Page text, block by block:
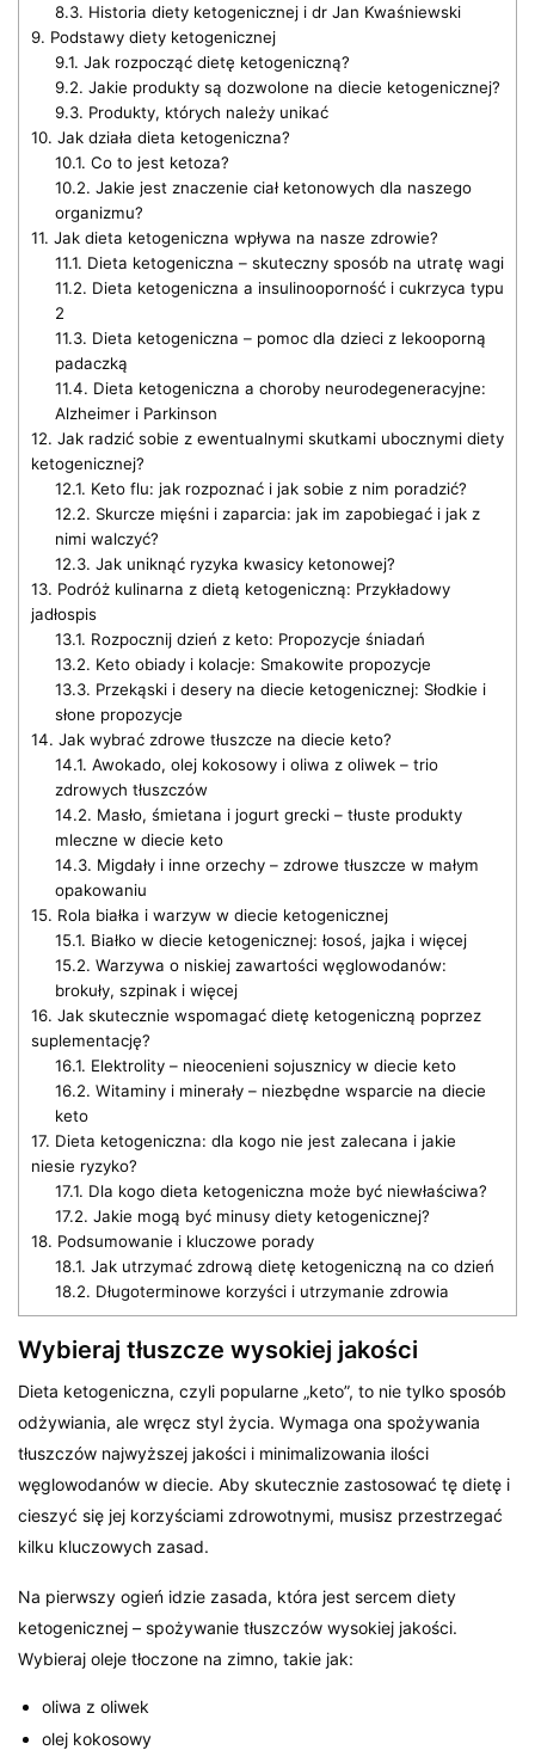
8.3. Historia diety ketogenicznej i dr Jan Kwaśniewski
9. Podstawy diety ketogenicznej
9.1. Jak rozpocząć dietę ketogeniczną?
9.2. Jakie produkty są dozwolone na diecie ketogenicznej?
9.3. Produkty, których należy unikać
10. Jak działa dieta ketogeniczna?
10.1. Co to jest ketoza?
10.2. Jakie jest znaczenie ciał ketonowych dla naszego
organizmu?
11. Jak dieta ketogeniczna wpływa na nasze zdrowie?
11.1. Dieta ketogeniczna – skuteczny sposób na utratę wagi
11.2. Dieta ketogeniczna a insulinooporność i cukrzyca typu
2
11.3. Dieta ketogeniczna – pomoc dla dzieci z lekooporną
padaczką
11.4. Dieta ketogeniczna a choroby neurodegeneracyjne:
Alzheimer i Parkinson
12. Jak radzić sobie z ewentualnymi skutkami ubocznymi diety
ketogenicznej?
12.1. Keto flu: jak rozpoznać i jak sobie z nim poradzić?
12.2. Skurcze mięśni i zaparcia: jak im zapobiegać i jak z
nimi walczyć?
12.3. Jak uniknąć ryzyka kwasicy ketonowej?
13. Podróż kulinarna z dietą ketogeniczną: Przykładowy
jadłospis
13.1. Rozpocznij dzień z keto: Propozycje śniadań
13.2. Keto obiady i kolacje: Smakowite propozycje
13.3. Przekąski i desery na diecie ketogenicznej: Słodkie i
słone propozycje
14. Jak wybrać zdrowe tłuszcze na diecie keto?
14.1. Awokado, olej kokosowy i oliwa z oliwek – trio
zdrowych tłuszczów
14.2. Masło, śmietana i jogurt grecki – tłuste produkty
mleczne w diecie keto
14.3. Migdały i inne orzechy – zdrowe tłuszcze w małym
opakowaniu
15. Rola białka i warzyw w diecie ketogenicznej
15.1. Białko w diecie ketogenicznej: łosoś, jajka i więcej
15.2. Warzywa o niskiej zawartości węglowodanów:
brokuły, szpinak i więcej
16. Jak skutecznie wspomagać dietę ketogeniczną poprzez
suplementację?
16.1. Elektrolity – nieocenieni sojusznicy w diecie keto
16.2. Witaminy i minerały – niezbędne wsparcie na diecie
keto
17. Dieta ketogeniczna: dla kogo nie jest zalecana i jakie
niesie ryzyko?
17.1. Dla kogo dieta ketogeniczna może być niewłaściwa?
17.2. Jakie mogą być minusy diety ketogenicznej?
18. Podsumowanie i kluczowe porady
18.1. Jak utrzymać zdrową dietę ketogeniczną na co dzień
18.2. Długoterminowe korzyści i utrzymanie zdrowia
Wybieraj tłuszcze wysokiej jakości
Dieta ketogeniczna, czyli popularne „keto”, to nie tylko sposób
odżywiania, ale wręcz styl życia. Wymaga ona spożywania
tłuszczów najwyższej jakości i minimalizowania ilości
węglowodanów w diecie. Aby skutecznie zastosować tę dietę i
cieszyć się jej korzyściami zdrowotnymi, musisz przestrzegać
kilku kluczowych zasad.
Na pierwszy ogień idzie zasada, która jest sercem diety
ketogenicznej – spożywanie tłuszczów wysokiej jakości.
Wybieraj oleje tłoczone na zimno, takie jak:
oliwa z oliwek
olej kokosowy